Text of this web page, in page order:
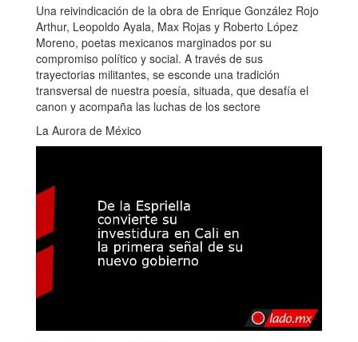
Una reivindicación de la obra de Enrique González Rojo
Arthur, Leopoldo Ayala, Max Rojas y Roberto López
Moreno, poetas mexicanos marginados por su
compromiso político y social. A través de sus
trayectorias militantes, se esconde una tradición
transversal de nuestra poesía, situada, que desafía el
canon y acompaña las luchas de los sectore
La Aurora de México